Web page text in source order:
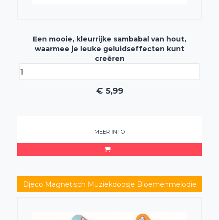
Een mooie, kleurrijke sambabal van hout,
waarmee je leuke geluidseffecten kunt
creëren
€ 5,99
MEER INFO
Djeco Magnetisch Muziekdoosje Bloemenmelodie